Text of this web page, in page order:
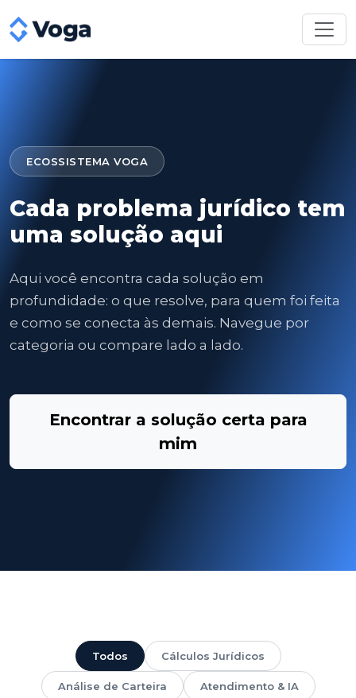
ECOSSISTEMA VOGA
Cada problema jurídico tem
uma solução aqui
Aqui você encontra cada solução em
profundidade: o que resolve, para quem foi feita
e como se conecta às demais. Navegue por
categoria ou compare lado a lado.
Encontrar a solução certa para
mim
Todos Cálculos Jurídicos
Análise de Carteira Atendimento & IA